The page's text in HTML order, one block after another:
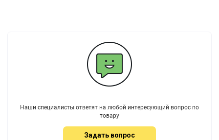
Наши специалисты ответят на любой интересующий вопрос по
товару
Задать вопрос